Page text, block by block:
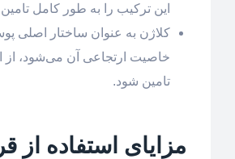
این ترکیب را به طور کامل تامین
کلاژن به عنوان ساختار اصلی
خاصیت ارتجاعی آن می‌شود،
تامین شود.
مزایای استفاده